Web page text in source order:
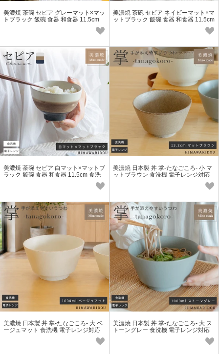
美濃焼 茶碗 セピア グレーマット×マッ
トブラック 飯碗 食器 和食器 11.5cm
美濃焼 茶碗 セピア ネイビーマット×マ
ットブラック 飯碗 食器 和食器 11.5cm
美濃焼 茶碗 セピア 白マット×マットブ
ラック 飯碗 食器 和食器 11.5cm 食洗
美濃焼 日本製 丼 掌-たなごころ- 小 マ
ットブラウン 食洗機 電子レンジ対応
美濃焼 日本製 丼 掌-たなごころ- 大 ベ
ージュマット 食洗機 電子レンジ対応
美濃焼 日本製 丼 掌-たなごころ- 大 ス
トーングレー 食洗機 電子レンジ対応